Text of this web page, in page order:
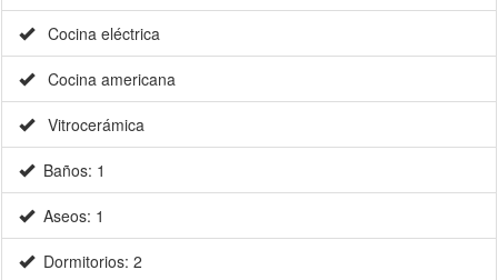
Cocina eléctrica
Cocina americana
Vitrocerámica
Baños: 1
Aseos: 1
Dormitorios: 2